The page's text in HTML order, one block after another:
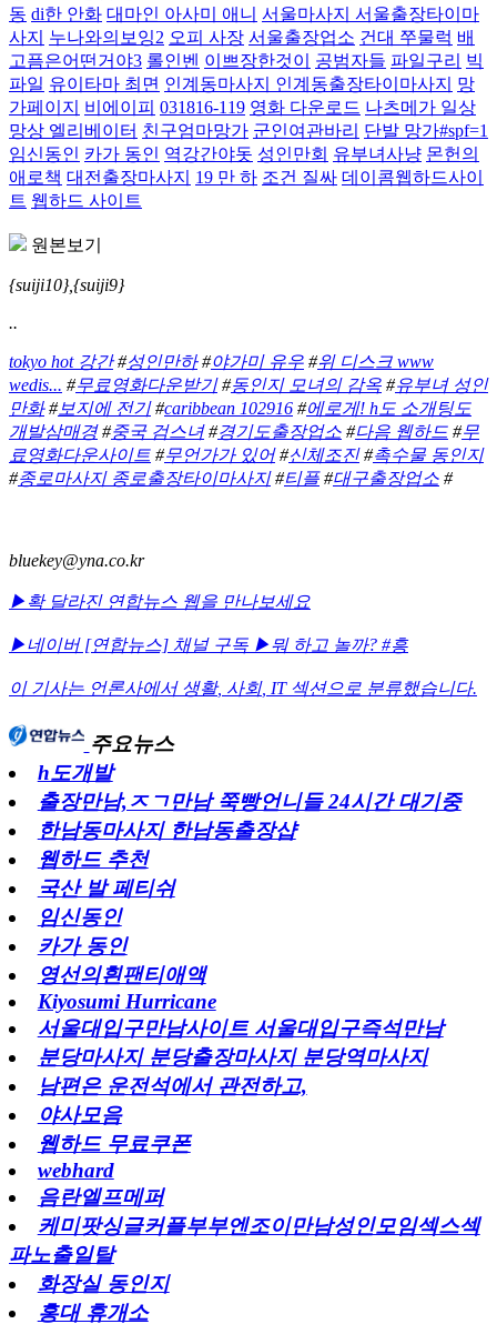
동 di한 안화 대마인 아사미 애니 서울마사지 서울출장타이마
사지
누나와의보잉2 오피 사장 서울출장업소 건대 쭈물럭 배
고픔은어떤거야3 롤인벤 이쁘장한것이 공범자들 파일구리 빅
파일 유이타마 최면 인계동마사지 인계동출장타이마사지
망
가페이지
비에이피 031816-119 영화 다운로드 나츠메가 일상
망상 엘리베이터 친구엄마망가 군인여관바리 단발 망가#spf=1
임신동인 카가 동인 역강간야돗 성인만회 유부녀사냥 몬헌의
애로책 대전출장마사지 19 만 하 조건 질싸 데이콤웹하드사이
트 웹하드 사이트
원본보기
{suiji10},{suiji9}
..
tokyo hot 강간#성인만하#야가미 유우 #위 디스크 www
wedis... #무료영화다운받기#동인지 모녀의 감옥 #유부녀 성인
만화#보지에 전기#caribbean 102916 #에로게! h도 소개팅도
개발삼매경#중국 검스녀#경기도출장업소 #다음 웹하드 #무
료영화다운사이트 #무언가가 있어#신체조진#촉수물 동인지
#종로마사지 종로출장타이마사지#티플#대구출장업소 #
bluekey@yna.co.kr
▶확 달라진 연합뉴스 웹을 만나보세요
▶네이버 [연합뉴스] 채널 구독 ▶뭐 하고 놀까? #흥
이 기사는 언론사에서 생활, 사회, IT섹션으로 분류했습니다.
주요뉴스
h도개발
출장만남,ㅈㄱ만남 쭉빵언니들 24시간 대기중
한남동마사지 한남동출장샵
웹하드 추천
국산 발 페티쉬
임신동인
카가 동인
영선의흰팬티애액
Kiyosumi Hurricane
서울대입구만남사이트 서울대입구즉석만남
분당마사지 분당출장마사지 분당역마사지
남편은 운전석에서 관전하고,
야사모음
웹하드 무료쿠폰
webhard
음란엘프메퍼
케미팟싱글커플부부엔조이만남성인모임섹스섹
파노출일탈
화장실 동인지
홍대 휴개소